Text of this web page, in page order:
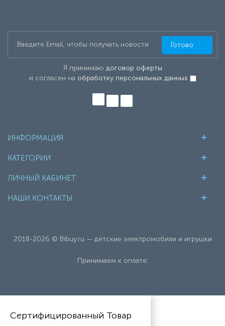
Я принимаю договор оферты
и согласен на обработку персональных данных
Готово
ИНФОРМАЦИЯ
КАТЕГОРИИ
ЛИЧНЫЙ КАБИНЕТ
НАШИ КОНТАКТЫ
2018-2026 © Bibuy.ru — детские электромобили и игрушки
Принимаем к оплате:
Сертифицированный Товар